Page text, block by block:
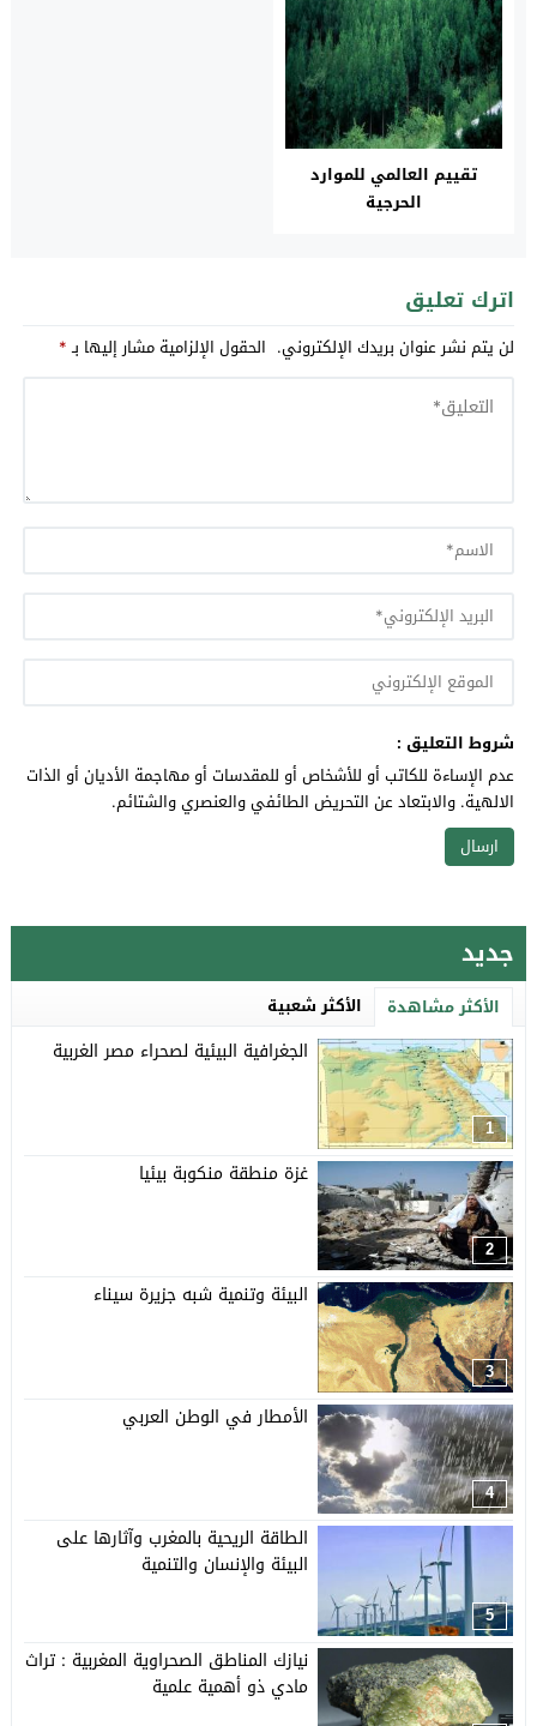
تقييم العالمي للموارد
الحرجية
اترك تعليق
لن يتم نشر عنوان بريدك الإلكتروني. الحقول الإلزامية مشار إليها بـ*
شروط التعليق :
عدم الإساءة للكاتب أو للأشخاص أو للمقدسات أو مهاجمة الأديان أو الذات
الالهية. والابتعاد عن التحريض الطائفي والعنصري والشتائم.
جديد
الأكثر مشاهدة الأكثر شعبية
1
الجغرافية البيئية لصحراء مصر الغربية
2
غزة منطقة منكوبة بيئيا
3
البيئة وتنمية شبه جزيرة سيناء
4
الأمطار في الوطن العربي
5
الطاقة الريحية بالمغرب وآثارها على
البيئة والإنسان والتنمية
نيازك المناطق الصحراوية المغربية : تراث
مادي ذو أهمية علمية